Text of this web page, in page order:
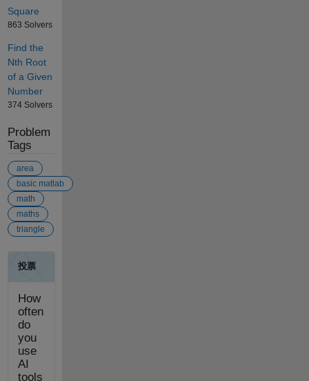
Square
863 Solvers
Find the
Nth Root
of a Given
Number
374 Solvers
Problem
Tags
area
basic matlab
math
maths
triangle